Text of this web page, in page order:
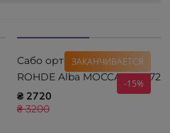
ЗАКАНЧИВАЕТСЯ
-15%
Сабо ортопедические
ROHDE Alba MOCCA 6071-72
₴ 2720
₴ 3200